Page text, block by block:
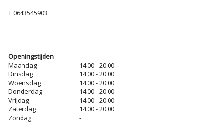
T 0643545903
Openingstijden
Maandag
14.00 - 20.00
Dinsdag
14.00 - 20.00
Woensdag
14.00 - 20.00
Donderdag
14.00 - 20.00
Vrijdag
14.00 - 20.00
Zaterdag
14.00 - 20.00
Zondag
-